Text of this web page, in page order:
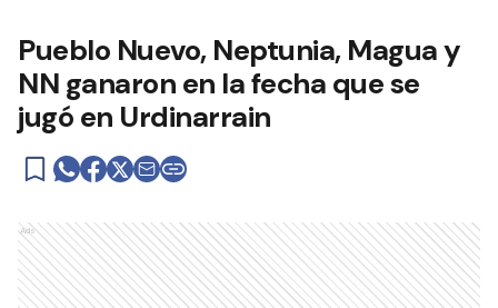
Pueblo Nuevo, Neptunia, Magua y
NN ganaron en la fecha que se
jugó en Urdinarrain
Ads